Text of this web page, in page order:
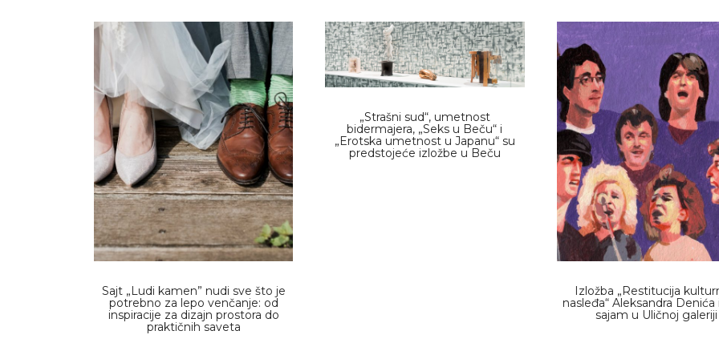
Sajt „Ludi kamen” nudi sve što je
potrebno za lepo venčanje: od
inspiracije za dizajn prostora do
praktičnih saveta
„Strašni sud“, umetnost
bidermajera, „Seks u Beču“ i
„Erotska umetnost u Japanu“ su
predstojeće izložbe u Beču
Izložba „Restitucija
nasleđa“ Aleksandra Denića
sajam u Uličnoj galeriji